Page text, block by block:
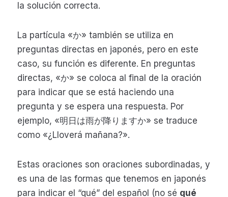
la solución correcta.
La partícula «か» también se utiliza en
preguntas directas en japonés, pero en este
caso, su función es diferente. En preguntas
directas, «か» se coloca al final de la oración
para indicar que se está haciendo una
pregunta y se espera una respuesta. Por
ejemplo, «明日は雨が降りますか» se traduce
como «¿Lloverá mañana?».
Estas oraciones son oraciones subordinadas, y
es una de las formas que tenemos en japonés
para indicar el “qué” del español (no sé qué